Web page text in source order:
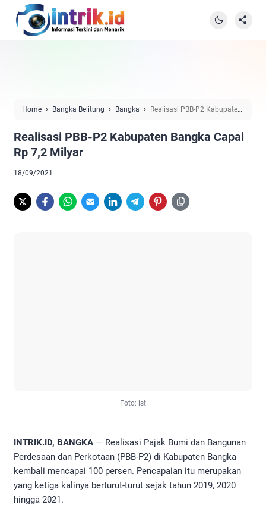
Home Bangka Belitung Bangka
Realisasi PBB-P2 Kabupaten
Realisasi PBB-P2 Kabupaten Bangka Capai
Rp 7,2 Milyar
18/09/2021
Foto: ist
INTRIK.ID, BANGKA — Realisasi Pajak Bumi dan Bangunan
Perdesaan dan Perkotaan (PBB-P2) di Kabupaten Bangka
kembali mencapai 100 persen. Pencapaian itu merupakan
yang ketiga kalinya berturut-turut sejak tahun 2019, 2020
hingga 2021.